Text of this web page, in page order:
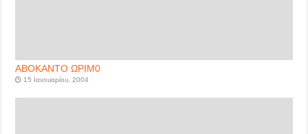
ΑΒΟΚΑΝΤΟ ΩΡΙΜ0
15 Ιανουαρίου, 2004